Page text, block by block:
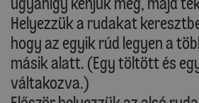
Helyezzük a rudakat
hogy az egyik rúd legyen a
másik alatt. (Egy töltött és
váltakozva.)